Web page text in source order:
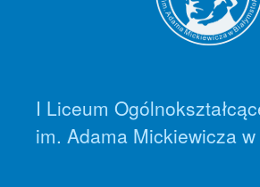
I Liceum
im. Adama Mickiewicza w